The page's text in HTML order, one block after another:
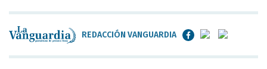
REDACCIÓN VANGUARDIA